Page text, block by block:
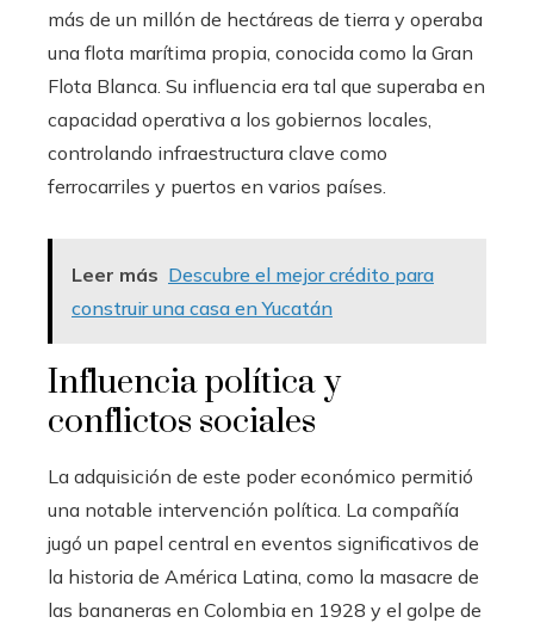
más de un millón de hectáreas de tierra y operaba
una flota marítima propia, conocida como la Gran
Flota Blanca. Su influencia era tal que superaba en
capacidad operativa a los gobiernos locales,
controlando infraestructura clave como
ferrocarriles y puertos en varios países.
Leer más Descubre el mejor crédito para
construir una casa en Yucatán
Influencia política y
conflictos sociales
La adquisición de este poder económico permitió
una notable intervención política. La compañía
jugó un papel central en eventos significativos de
la historia de América Latina, como la masacre de
las bananeras en Colombia en 1928 y el golpe de